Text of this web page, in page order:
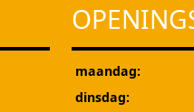
maandag:
dinsdag: